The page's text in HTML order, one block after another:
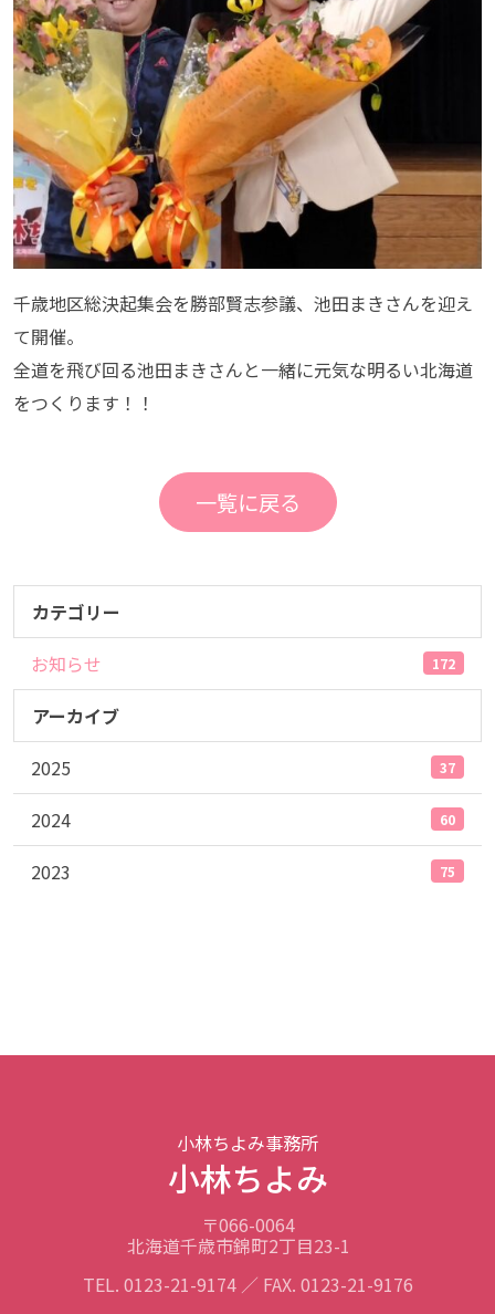
千歳地区総決起集会を勝部賢志参議、池田まきさんを迎え
て開催。
全道を飛び回る池田まきさんと一緒に元気な明るい北海道
をつくります！！
一覧に戻る
カテゴリー
お知らせ
172
アーカイブ
2025
37
2024 60
2023 75
小林ちよみ事務所
小林ちよみ
〒066-0064
北海道千歳市錦町2丁目23-1
TEL. 0123-21-9174 ／ FAX. 0123-21-9176